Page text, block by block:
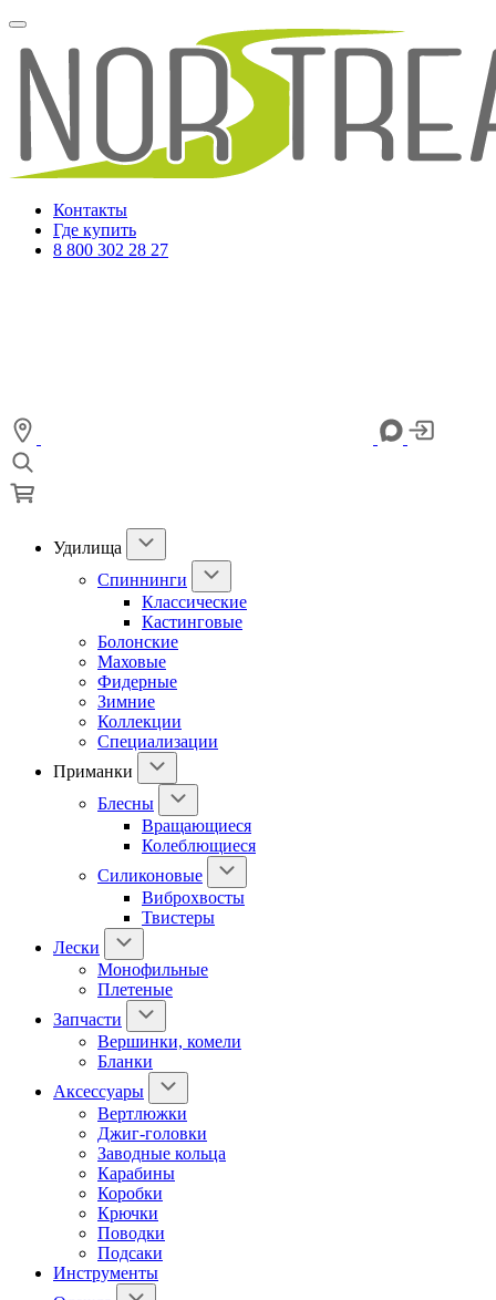
Контакты
Где купить
8 800 302 28 27
Удилища
Спиннинги
Классические
Кастинговые
Болонские
Маховые
Фидерные
Зимние
Коллекции
Специализации
Приманки
Блесны
Вращающиеся
Колеблющиеся
Силиконовые
Виброхвосты
Твистеры
Лески
Монофильные
Плетеные
Запчасти
Вершинки, комели
Бланки
Аксессуары
Вертлюжки
Джиг-головки
Заводные кольца
Карабины
Коробки
Крючки
Поводки
Подсаки
Инструменты